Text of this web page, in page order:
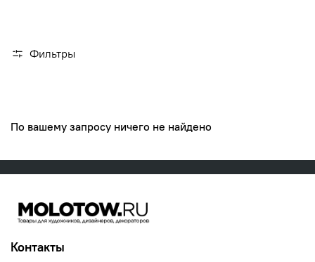
Фильтры
По вашему запросу ничего не найдено
Контакты